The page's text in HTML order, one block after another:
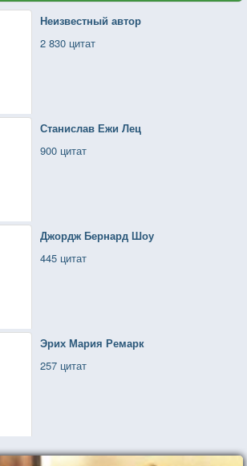
Неизвестный автор
2 830 цитат
Станислав Ежи Лец
900 цитат
Джордж Бернард Шоу
445 цитат
Эрих Мария Ремарк
257 цитат